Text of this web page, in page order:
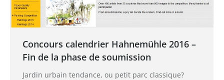
Concours calendrier Hahnemühle 2016 –
Fin de la phase de soumission
Jardin urbain tendance, ou petit parc classique?